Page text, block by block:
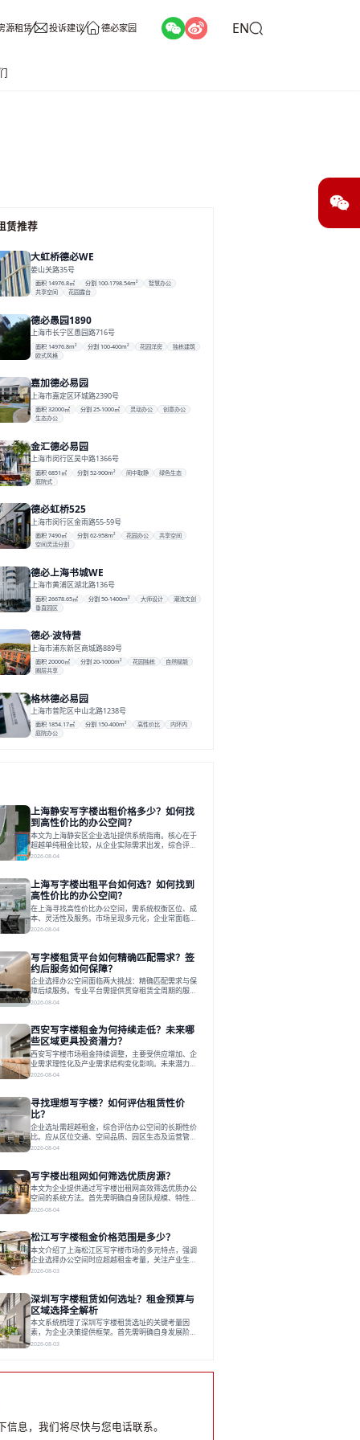
源租赁 投诉建议 德必家园 EN
赁推荐
大虹桥德必WE
娄山关路35号
面积 14976.8㎡ 分割 100-1798.54m²
智慧办公
共享空间
花园露台
德必愚园1890
上海市长宁区愚园路716号
面积 14976.8m² 分割 100-400m² 花园洋房
独栋建筑
欧式风格
嘉加德必易园
上海市嘉定区环城路2390号
面积 32000㎡ 分割 25-1000㎡ 灵动办公
创意办公
生态办公
金汇德必易园
上海市闵行区吴中路1366号
面积 6851㎡ 分割 52-900m² 闹中取静
绿色生态
庭院式
德必虹桥525
上海市闵行区金雨路55-59号
面积 7490㎡ 分割 62-958m² 花园办公
共享空间
空间灵活分割
德必上海书城WE
上海市黄浦区湖北路136号
面积 26678.65㎡ 分割 50-1400m² 大师设计
潮流文创
垂直园区
德必·波特营
上海市浦东新区商城路889号
面积 20000㎡ 分割 20-1000m² 花园独栋
自然赋能
圈层共享
格林德必易园
上海市普陀区中山北路1238号
面积 1854.17㎡ 分割 150-400m² 高性价比
内环内
庭院办公
上海静安写字楼出租价格多少？如何找
到高性价比的办公空间？
本文为上海静安区企业选址提供系统指南。核心在于
超越单纯租金比较，从企业实际需求出发，综合评估
交通、硬件、空间弹性、配套服务及产业生态等多维
升性价比，并通过不同规模企业的实际案例加以说
明。之后指出，专业运营服务商提供的稳定环境、社
群活动与产业集聚等增值服务，是很大化空间价值、
助力企业成长的关键。对于许多在
2026-08-04
上海写字楼出租平台如何选？如何找到
高性价比的办公空间？
在上海寻找高性价比办公空间，需系统权衡区位、成
本、灵活性及服务。市场呈现多元化，企业常面临租
赁流程复杂、隐性成本高等挑战。选择平台时，应评
区、灵活产品和丰富配套，满足不同企业需求。企业
应明确自身需求，实地考察，选择能支持长期发展、
提升竞争力的办公空间。在上海寻找合适的办公空
间，对于企业行政负责人、中小企业主
2026-08-04
写字楼租赁平台如何精确匹配需求？签
约后服务如何保障？
企业选择办公空间面临两大挑战：精确匹配需求与保
障后续服务。专业平台需提供贯穿租赁全周期的服
务，将企业从非核心事务中解放。精确匹配需结合企
的全周期保障体系。德必集团通过标准化服务与个性
化运营结合，以全国布局和产业生态圈为企业提供稳
定支持，体现了从信息撮合到深度服务的能力转变。
在为企业寻找办公空间的过程中，
2026-08-04
西安写字楼租金为何持续走低？未来哪
些区域更具投资潜力？
西安写字楼市场租金持续调整，主要受供应增加、企
业需求理性化及产业需求结构变化影响。未来潜力区
域集中在产业集聚、交利及城市更新地带，如高新区
运营方通过空间优化与社群服务，助力企业成长，推
动市场向多元化、高性价比方向发展。近年来，西安
写字楼市场呈现出租金持续调整的态势，这一现象引
发了的广泛关注。作为西部重要
2026-08-04
寻找理想写字楼？如何评估租赁性价
比？
企业选址需超越租金，综合评估办公空间的长期性价
比。应从区位交通、空间品质、园区生态及运营管理
四个核心维度权衡财务支出与长期价值回报。理想的
衡。对于许多正在成长或寻求稳定发展的企业而言，
寻找一处合适的办公空间是一项至关重要的决策。这
不仅关系到团队的日常工作效率与协作氛围，更直接
影响着企业的品牌形象、运营成本
2026-08-04
写字楼出租网如何筛选优质房源？
本文为企业提供通过写字楼出租网高效筛选优质办公
空间的系统方法。首先需明确自身团队规模、特性、
预算等核心需求。线上筛选时，应深入解读房源参
背景与持续服务能力。完成线上初选后，必须进行线
下实地验证，核对空间实景、测试设施、感受园区氛
围并确认合同条款，从而做出精确决策。在数字化时
代，写字楼出租网已成为企业寻找
2026-08-04
松江写字楼租金价格范围是多少？
本文介绍了上海松江区写字楼市场的多元特点，强调
企业选择办公空间时应超越租金考量，关注产业生态
与综合服务。文章分析了市场概况、影响空间价值的
建服务生态助力企业成长，建议企业系统评估需求与
长期价值，选择匹配的发展载体。对于许多寻求在上
海松江区设立或扩展办公空间的企业而言，了解该区
域的写字楼市场概况是决策的首先
2026-08-03
深圳写字楼租赁如何选址？租金预算与
区域选择全解析
本文系统梳理了深圳写字楼租赁选址的关键考量因
素，为企业决策提供框架。首先需明确自身发展阶
段、团队规模和文化特质等核心需求。深圳多中心商
业园注重生态与社群，适合文创、科技类企业。评估
2026-08-03
信息，我们将尽快与您电话联系。